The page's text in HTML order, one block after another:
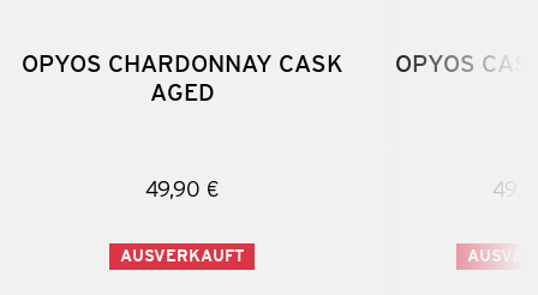
OPYOS CHARDONNAY CASK
AGED
49,90 €
AUSVERKAUFT
OPYOS